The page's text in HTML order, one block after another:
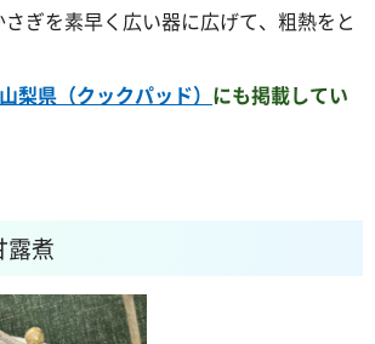
ぎを素早く広い器に広げて、粗熱をと
梨県（クックパッド） にも掲載してい
露煮